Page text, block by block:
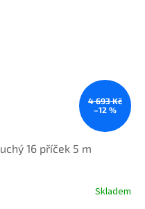
4 693 Kč
–12 %
16 příček 5 m
Skladem